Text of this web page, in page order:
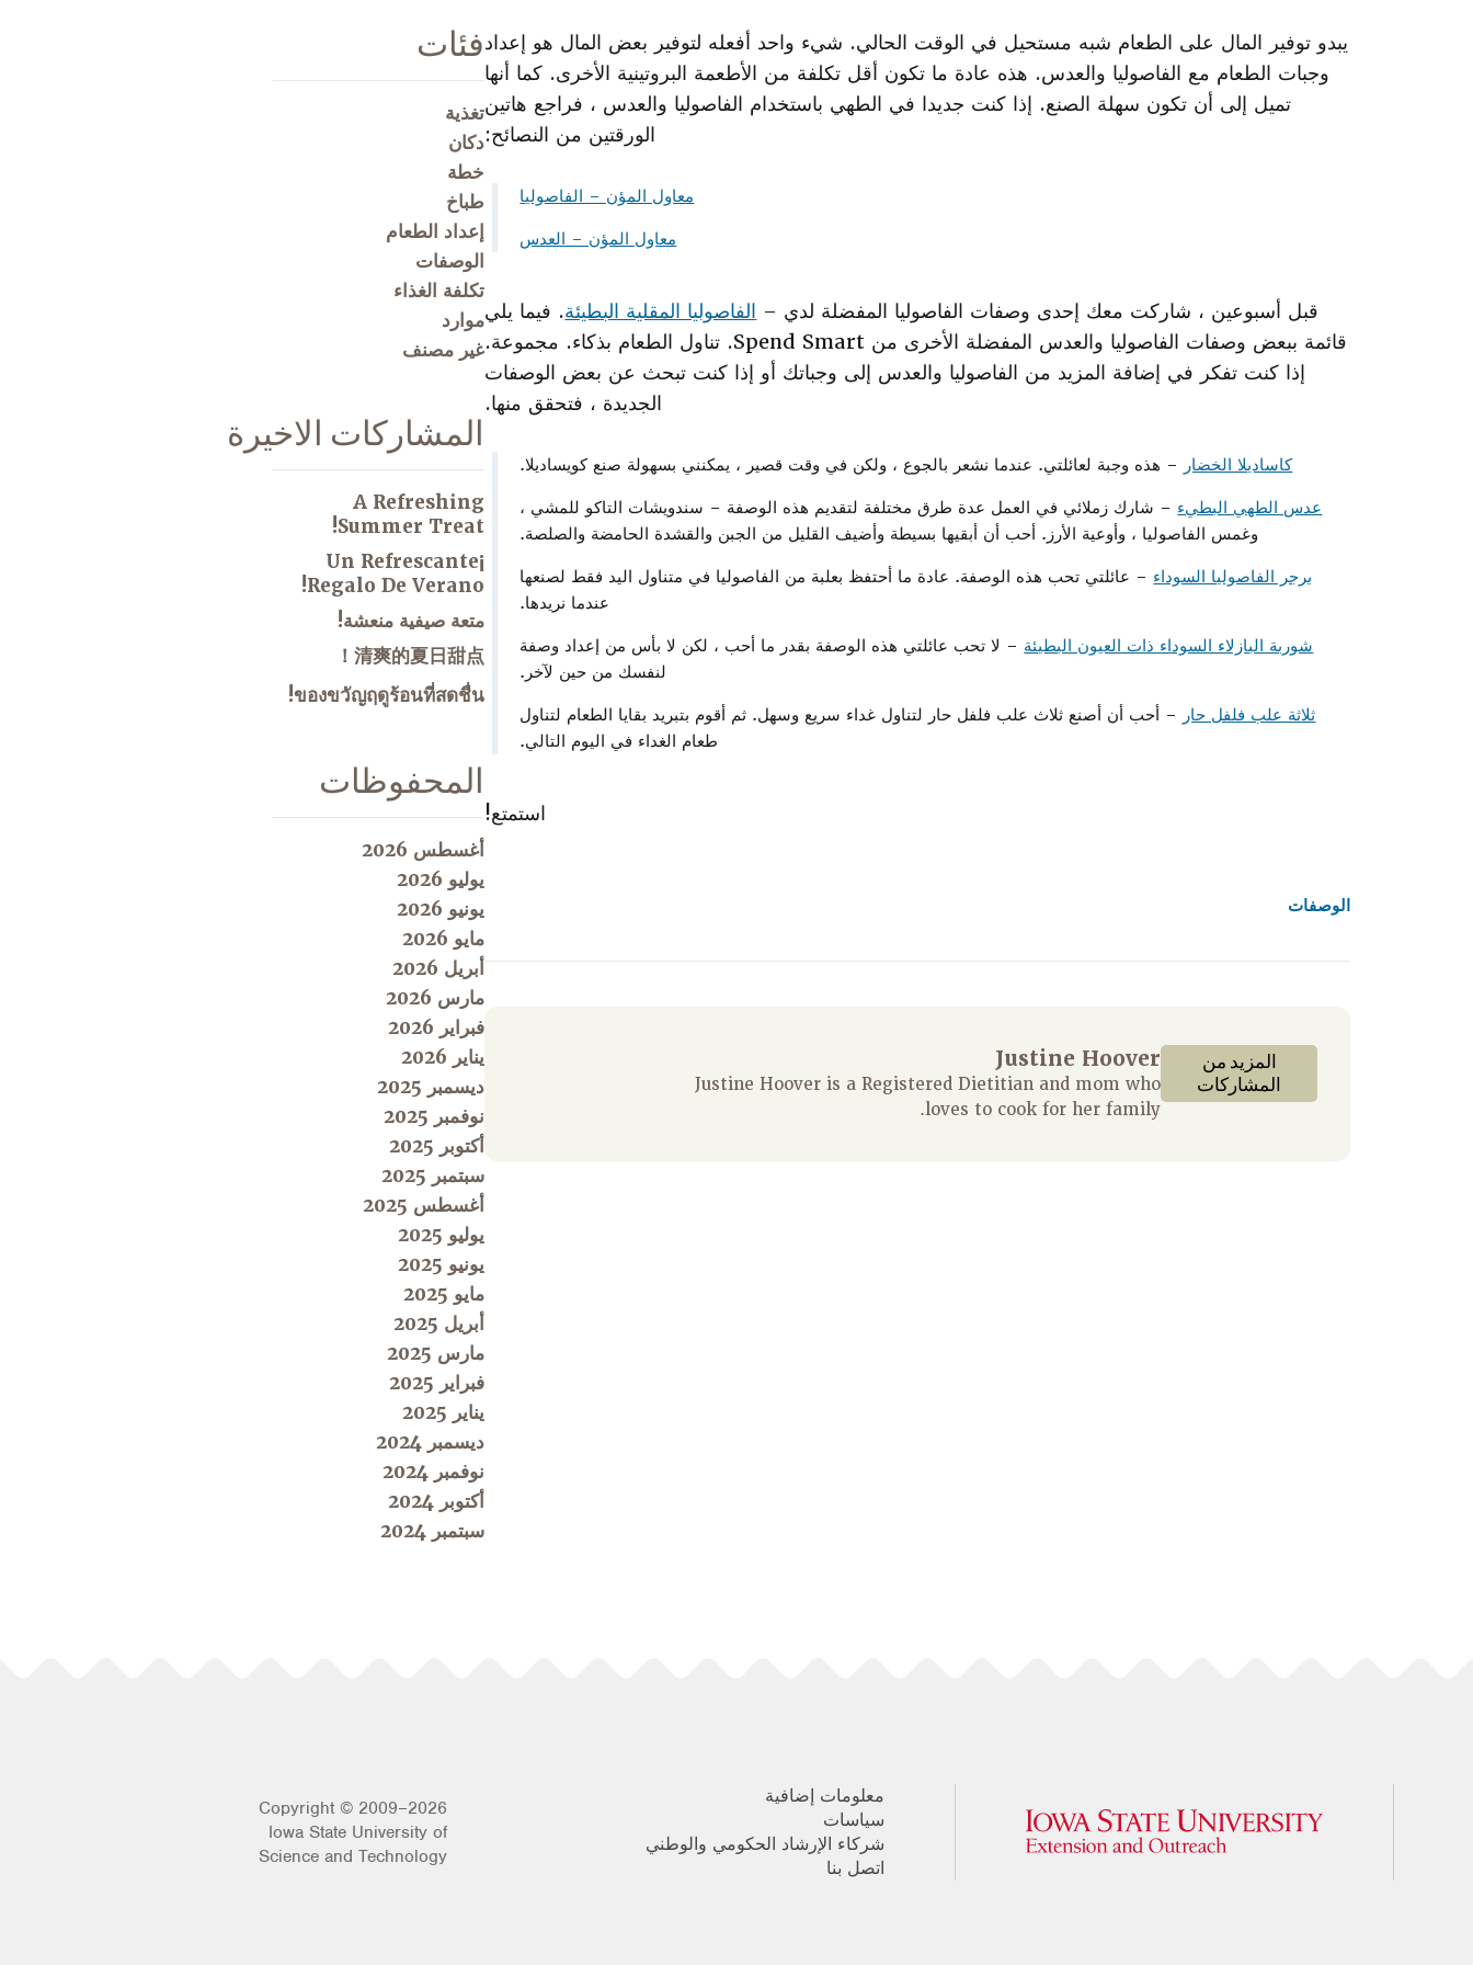
يبدو توفير المال على الطعام شبه مستحيل في الوقت الحالي. شيء واحد أفعله لتوفير بعض المال هو إعداد
وجبات الطعام مع الفاصوليا والعدس. هذه عادة ما تكون أقل تكلفة من الأطعمة البروتينية الأخرى. كما أنها
تميل إلى أن تكون سهلة الصنع. إذا كنت جديدا في الطهي باستخدام الفاصوليا والعدس ، فراجع هاتين
الورقتين من النصائح:
معاول المؤن – الفاصوليا
معاول المؤن – العدس
قبل أسبوعين ، شاركت معك إحدى وصفات الفاصوليا المفضلة لدي – الفاصوليا المقلية البطيئة. فيما يلي
قائمة ببعض وصفات الفاصوليا والعدس المفضلة الأخرى من Spend Smart. تناول الطعام بذكاء. مجموعة.
إذا كنت تفكر في إضافة المزيد من الفاصوليا والعدس إلى وجباتك أو إذا كنت تبحث عن بعض الوصفات
الجديدة ، فتحقق منها.
كاساديلا الخضار – هذه وجبة لعائلتي. عندما نشعر بالجوع ، ولكن في وقت قصير ، يمكنني بسهولة صنع كويساديلا.
عدس الطهي البطيء – شارك زملائي في العمل عدة طرق مختلفة لتقديم هذه الوصفة – سندويشات التاكو للمشي ،
وغمس الفاصوليا ، وأوعية الأرز. أحب أن أبقيها بسيطة وأضيف القليل من الجبن والقشدة الحامضة والصلصة.
برجر الفاصوليا السوداء – عائلتي تحب هذه الوصفة. عادة ما أحتفظ بعلبة من الفاصوليا في متناول اليد فقط لصنعها
عندما نريدها.
شوربة البازلاء السوداء ذات العيون البطيئة – لا تحب عائلتي هذه الوصفة بقدر ما أحب ، لكن لا بأس من إعداد وصفة
لنفسك من حين لآخر.
ثلاثة علب فلفل حار – أحب أن أصنع ثلاث علب فلفل حار لتناول غداء سريع وسهل. ثم أقوم بتبريد بقايا الطعام لتناول
طعام الغداء في اليوم التالي.
استمتع!
الوصفات
المزيد من
المشاركات
Justine Hoover
Justine Hoover is a Registered Dietitian and mom who
loves to cook for her family.
فئات
تغذية
دكان
خطة
طباخ
إعداد الطعام
الوصفات
تكلفة الغذاء
موارد
غير مصنف
المشاركات الاخيرة
A Refreshing
Summer Treat!
¡Un Refrescante
Regalo De Verano!
متعة صيفية منعشة!
清爽的夏日甜点！
ของขวัญฤดูร้อนที่สดชื่น!
المحفوظات
أغسطس 2026
يوليو 2026
يونيو 2026
مايو 2026
أبريل 2026
مارس 2026
فبراير 2026
يناير 2026
ديسمبر 2025
نوفمبر 2025
أكتوبر 2025
سبتمبر 2025
أغسطس 2025
يوليو 2025
يونيو 2025
مايو 2025
أبريل 2025
مارس 2025
فبراير 2025
يناير 2025
ديسمبر 2024
نوفمبر 2024
أكتوبر 2024
سبتمبر 2024
معلومات إضافية
سياسات
شركاء الإرشاد الحكومي والوطني
اتصل بنا
Copyright © 2009–2026
Iowa State University of
Science and Technology